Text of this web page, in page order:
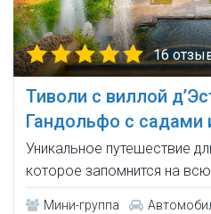
16
Тиволи с виллой
Гандольфо с садами
Уникальное путешествие
которое запомнится на
Мини-группа